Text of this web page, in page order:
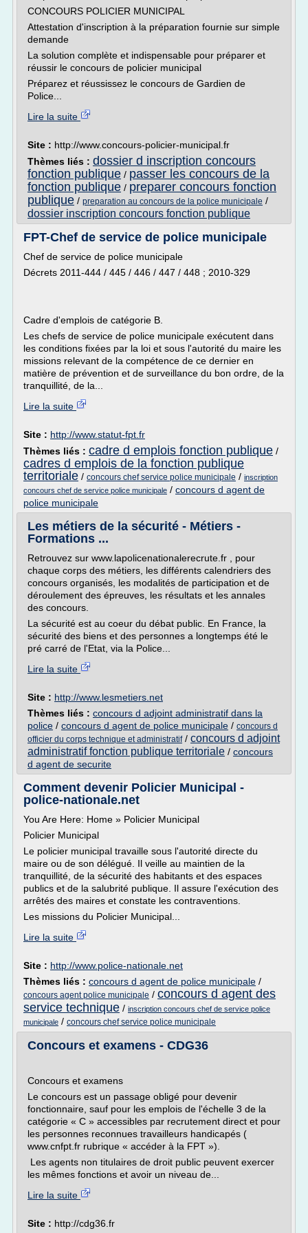
CONCOURS POLICIER MUNICIPAL
Attestation d'inscription à la préparation fournie sur simple
demande
La solution complète et indispensable pour préparer et
réussir le concours de policier municipal
Préparez et réussissez le concours de Gardien de
Police...
Lire la suite
Site : http://www.concours-policier-municipal.fr
Thèmes liés : dossier d inscription concours
fonction publique / passer les concours de la
fonction publique / preparer concours fonction
publique / preparation au concours de la police municipale /
dossier inscription concours fonction publique
FPT-Chef de service de police municipale
Chef de service de police municipale
Décrets 2011-444 / 445 / 446 / 447 / 448 ; 2010-329
Cadre d'emplois de catégorie B.
Les chefs de service de police municipale exécutent dans
les conditions fixées par la loi et sous l'autorité du maire les
missions relevant de la compétence de ce dernier en
matière de prévention et de surveillance du bon ordre, de la
tranquillité, de la...
Lire la suite
Site : http://www.statut-fpt.fr
Thèmes liés : cadre d emplois fonction publique /
cadres d emplois de la fonction publique
territoriale / concours chef service police municipale / inscription
concours chef de service police municipale / concours d agent de
police municipale
Les métiers de la sécurité - Métiers -
Formations ...
Retrouvez sur www.lapolicenationalerecrute.fr , pour
chaque corps des métiers, les différents calendriers des
concours organisés, les modalités de participation et de
déroulement des épreuves, les résultats et les annales
des concours.
La sécurité est au coeur du débat public. En France, la
sécurité des biens et des personnes a longtemps été le
pré carré de l'Etat, via la Police...
Lire la suite
Site : http://www.lesmetiers.net
Thèmes liés : concours d adjoint administratif dans la
police / concours d agent de police municipale / concours d
officier du corps technique et administratif/ concours d adjoint
administratif fonction publique territoriale / concours
d agent de securite
Comment devenir Policier Municipal -
police-nationale.net
You Are Here: Home » Policier Municipal
Policier Municipal
Le policier municipal travaille sous l'autorité directe du
maire ou de son délégué. Il veille au maintien de la
tranquillité, de la sécurité des habitants et des espaces
publics et de la salubrité publique. Il assure l'exécution des
arrêtés des maires et constate les contraventions.
Les missions du Policier Municipal...
Lire la suite
Site : http://www.police-nationale.net
Thèmes liés : concours d agent de police municipale /
concours agent police municipale / concours d agent des
service technique / inscription concours chef de service police
municipale / concours chef service police municipale
Concours et examens - CDG36
Concours et examens
Le concours est un passage obligé pour devenir
fonctionnaire, sauf pour les emplois de l'échelle 3 de la
catégorie « C » accessibles par recrutement direct et pour
les personnes reconnues travailleurs handicapés (
www.cnfpt.fr rubrique « accéder à la FPT »).
Les agents non titulaires de droit public peuvent exercer
les mêmes fonctions et avoir un niveau de...
Lire la suite
Site : http://cdg36.fr